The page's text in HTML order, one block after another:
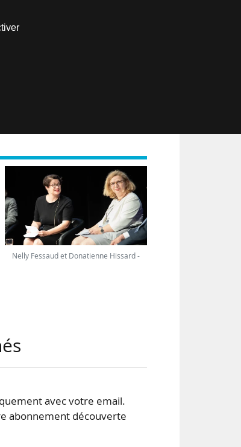
Nelly Fessaud et Donatienne Hissard -
avec votre email.
abonnement découverte